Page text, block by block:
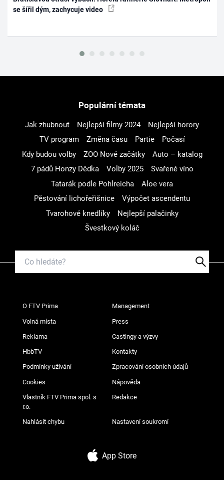
se šířil dým, zachycuje video
Populární témata
Jak zhubnout Nejlepší filmy 2024
Nejlepší horory
TV program
Změna času Partie
Počasí
Kdy budou volby
ZOO Nové začátky
Auto – katalog
7 pádů Honzy Dědka
Volby 2025
Svařené víno
Tatarák podle Pohlreicha
Aloe vera
Pěstování lichořeřišnice
Výpočet ascendentu
Tvarohové knedlíky
Nejlepší palačinky
Švestkový koláč
O FTV Prima Management
Volná místa Press
Reklama Castingy a výzvy
HbbTV Kontakty
Podmínky užívání Zpracování osobních údajů
Cookies Nápověda
Vlastník FTV Prima spol. s
r.o.
Redakce
Nahlásit chybu Nastavení soukromí
App Store